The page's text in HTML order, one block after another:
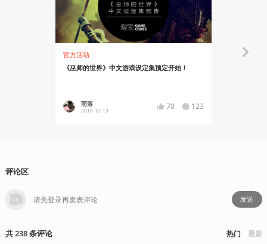
官方活动
《巫师的世界》中文游戏设定集预定开始！
雨落
2016-12-13 70 123
评论区
发送
共238条评论 热门 最新